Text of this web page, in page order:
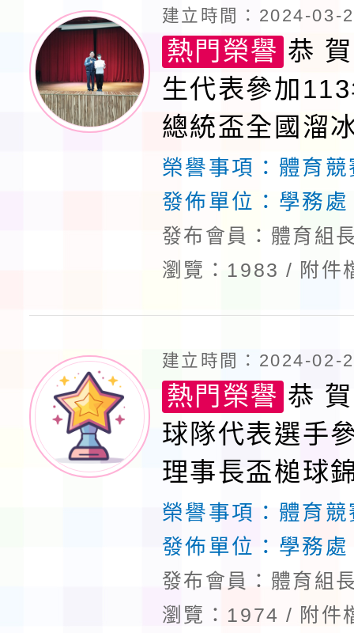
建立時間：2024-03-
熱門榮譽 恭
生代表參加
總統盃全國溜
獲佳績
榮譽事項： 體育競
發佈單位： 學務處
發布會員：體育組
瀏覽：1983
附件
建立時間：2024-02-
熱門榮譽 恭
球隊代表選手
理事長盃槌球
冠軍！
榮譽事項： 體育競
發佈單位： 學務處
發布會員：體育組
瀏覽：1974
附件